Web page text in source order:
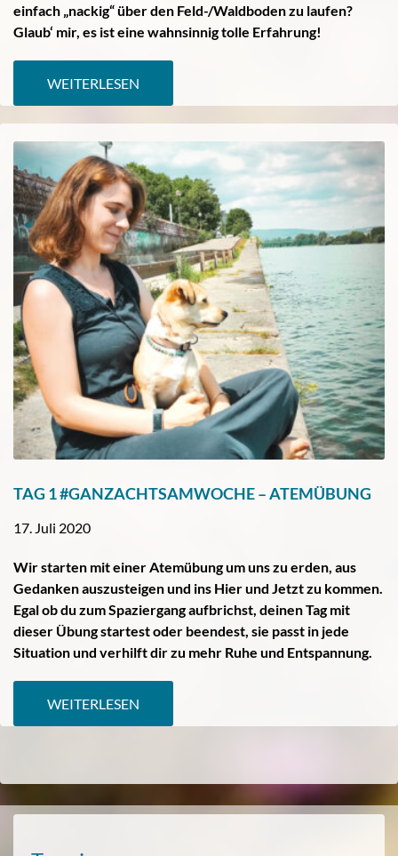
einfach „nackig“ über den Feld-/Waldboden zu laufen?
Glaub‘ mir, es ist eine wahnsinnig tolle Erfahrung!
WEITERLESEN
TAG 1 #GANZACHTSAMWOCHE – ATEMÜBUNG
17. Juli 2020
Wir starten mit einer Atemübung um uns zu erden, aus
Gedanken auszusteigen und ins Hier und Jetzt zu kommen.
Egal ob du zum Spaziergang aufbrichst, deinen Tag mit
dieser Übung startest oder beendest, sie passt in jede
Situation und verhilft dir zu mehr Ruhe und Entspannung.
WEITERLESEN